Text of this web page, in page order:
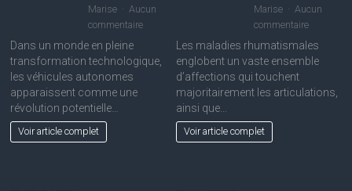
Marise
Aucun
commentairesur
Véhicules
Dans un monde en pleine
transformation technologique,
les véhicules autonomes
apparaissent comme une
révolution potentielle…
Voir article complet
Marise
Aucun
commentairesur
détaillée
maladies
Les maladies rhumatismales
englobent un vaste ensemble
d’affections qui touchent
majoritairement les articulations,
ainsi que…
Voir article complet